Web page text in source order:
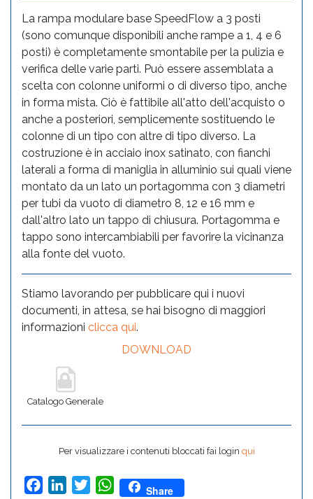
La rampa modulare base SpeedFlow a 3 posti
(sono comunque disponibili anche rampe a 1, 4 e 6
posti) è completamente smontabile per la pulizia e
verifica delle varie parti. Può essere assemblata a
scelta con colonne uniformi o di diverso tipo, anche
in forma mista. Ciò è fattibile all'atto dell'acquisto o
anche a posteriori, semplicemente sostituendo le
colonne di un tipo con altre di tipo diverso. La
costruzione è in acciaio inox satinato, con fianchi
laterali a forma di maniglia in alluminio sui quali viene
montato da un lato un portagomma con 3 diametri
per tubi da vuoto di diametro 8, 12 e 16 mm e
dall'altro lato un tappo di chiusura. Portagomma e
tappo sono intercambiabili per favorire la vicinanza
alla fonte del vuoto.
Stiamo lavorando per pubblicare qui i nuovi
documenti, in attesa, se hai bisogno di maggiori
informazioni clicca qui.
DOWNLOAD
Catalogo Generale
Per visualizzare i contenuti bloccati fai login qui
FacebookLinkedInTwitterWhatsApp
Share